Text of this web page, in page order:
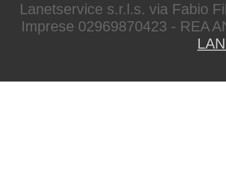
Lanetservice s.r.l.s. via Fabio
Imprese 02969870423 - REA